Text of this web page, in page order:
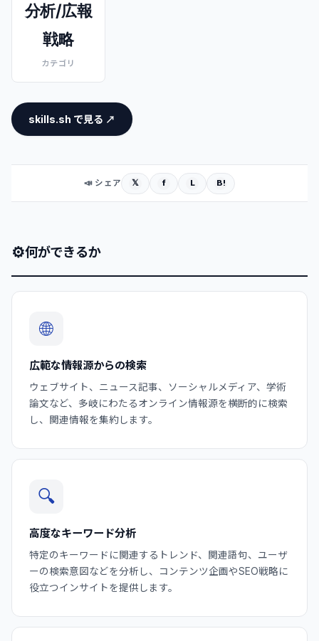
分析/広報
戦略
カテゴリ
skills.sh で見る ↗
📣 シェア 𝕏 f L B!
⚙何ができるか
🌐
広範な情報源からの検索
ウェブサイト、ニュース記事、ソーシャルメディア、学術
論文など、多岐にわたるオンライン情報源を横断的に検索
し、関連情報を集約します。
🔍
高度なキーワード分析
特定のキーワードに関連するトレンド、関連語句、ユーザ
ーの検索意図などを分析し、コンテンツ企画やSEO戦略に
役立つインサイトを提供します。